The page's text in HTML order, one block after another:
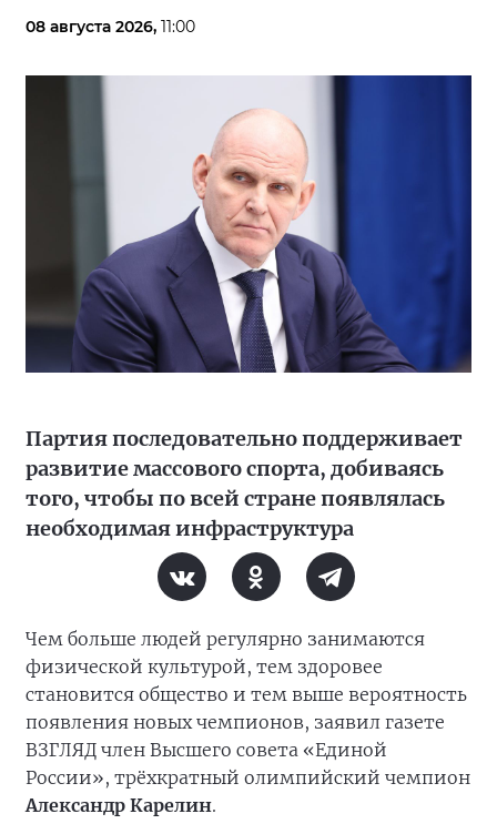
08 августа 2026, 11:00
Партия последовательно поддерживает
развитие массового спорта, добиваясь
того, чтобы по всей стране появлялась
необходимая инфраструктура
Чем больше людей регулярно занимаются
физической культурой, тем здоровее
становится общество и тем выше вероятность
появления новых чемпионов, заявил газете
ВЗГЛЯД член Высшего совета «Единой
России», трёхкратный олимпийский чемпион
Александр Карелин.